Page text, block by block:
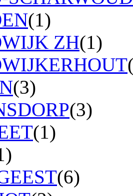
(1)
ZH(1)
(3)
(3)
(1)
(6)